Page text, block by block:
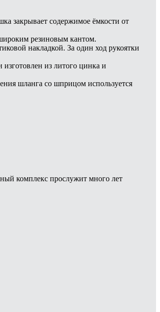
закрывает содержимое ёмкости от
резиновым кантом.
накладкой. За один ход рукоятки
из литого цинка и
шланга со шприцом используется
комплекс прослужит много лет